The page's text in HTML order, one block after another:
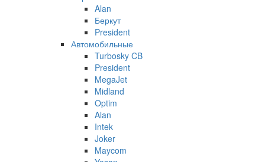
Alan
Беркут
President
Автомобильные
Turbosky CB
President
MegaJet
Midland
Optim
Alan
Intek
Joker
Maycom